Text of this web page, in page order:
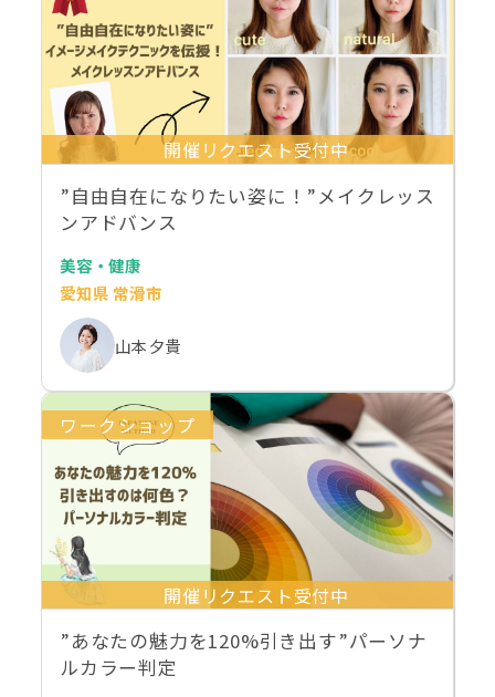
開催リクエスト受付中
”自由自在になりたい姿に！”メイクレッス
ンアドバンス
美容・健康
愛知県 常滑市
山本 夕貴
ワークショップ
開催リクエスト受付中
”あなたの魅力を120%引き出す”パーソナ
ルカラー判定